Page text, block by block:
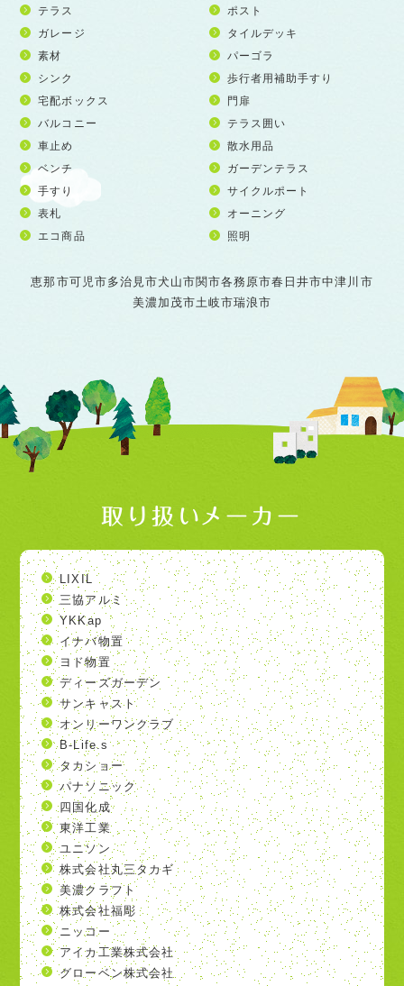
テラス
ポスト
ガレージ
タイルデッキ
素材
パーゴラ
シンク
歩行者用補助手すり
宅配ボックス
門扉
バルコニー
テラス囲い
車止め
散水用品
ベンチ
ガーデンテラス
手すり
サイクルポート
表札
オーニング
エコ商品
照明
恵那市可児市多治見市犬山市関市各務原市春日井市中津川市
美濃加茂市土岐市瑞浪市
取り扱いメーカー
LIXIL
三協アルミ
YKKap
イナバ物置
ヨド物置
ディーズガーデン
サンキャスト
オンリーワンクラブ
B-Life.s
タカショー
パナソニック
四国化成
東洋工業
ユニソン
株式会社丸三タカギ
美濃クラフト
株式会社福彫
ニッコー
アイカ工業株式会社
グローベン株式会社